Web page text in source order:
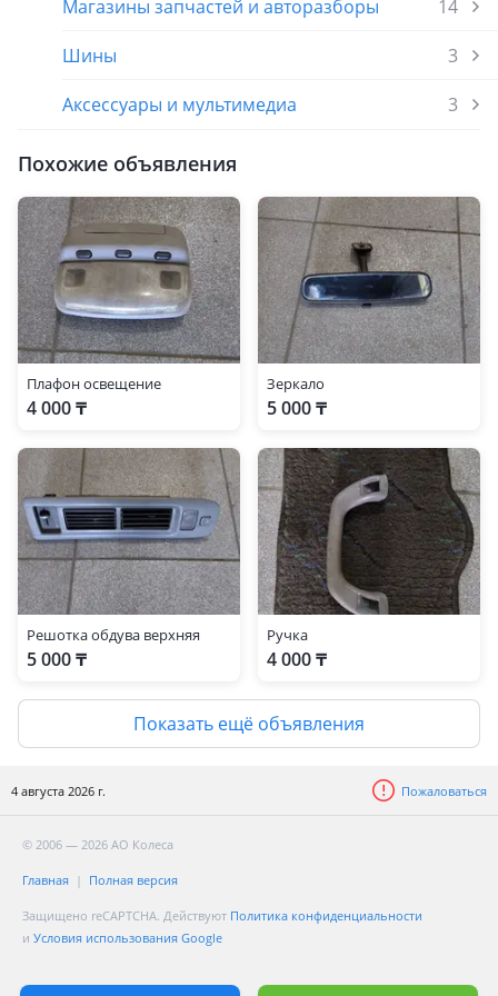
Магазины запчастей и авторазборы
14
Шины
3
Аксессуары и мультимедиа
3
Похожие объявления
Плафон освещение
4 000 ₸
Зеркало
5 000 ₸
Решотка обдува верхняя
5 000 ₸
Ручка
4 000 ₸
Показать ещё объявления
4 августа 2026 г. Пожаловаться
© 2006 — 2026 АО Колеса
Главная Полная версия
Защищено reCAPTCHA. Действуют Политика конфиденциальности
и Условия использования Google